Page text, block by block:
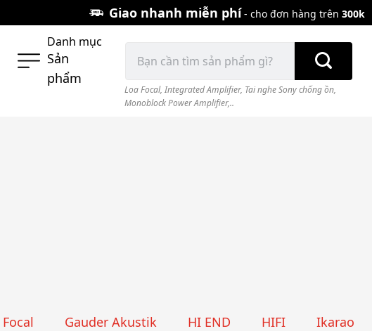
Giao nhanh miễn phí- cho đơn hàng trên 300k
Danh mục
Sản
phẩm
kiếm:
Loa Focal, Integrated Amplifier, Tai nghe Sony chống ồn,
Monoblock Power Amplifier,..
Focal Gauder Akustik HI END HIFI Ikarao